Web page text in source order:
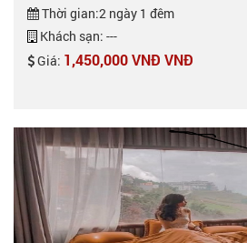
Thời gian:2 ngày 1 đêm
Khách sạn: ---
Giá: 1,450,000 VNĐ VNĐ